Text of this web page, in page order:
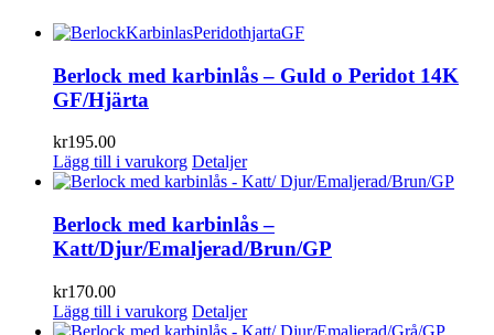
Berlock med karbinlås – Guld o Peridot 14K
GF/Hjärta
kr195.00
Lägg till i varukorg Detaljer
Berlock med karbinlås –
Katt/Djur/Emaljerad/Brun/GP
kr170.00
Lägg till i varukorg Detaljer